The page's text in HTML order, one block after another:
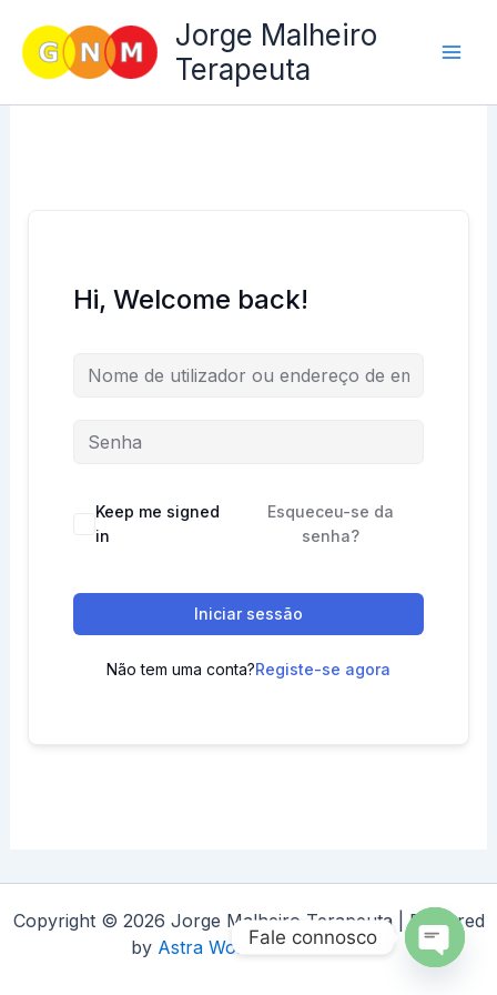
content
Jorge Malheiro
Terapeuta
Hi, Welcome back!
Keep me signed
in
Esqueceu-se da
senha?
Iniciar sessão
Não tem uma conta?Registe-se agora
Copyright © 2026 Jorge Malheiro Terapeuta | Powered
by Astra WordPress Theme
Fale connosco